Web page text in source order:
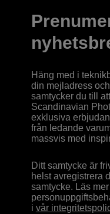
Häng med i
din mejladress
samtycker du till
Scandinavian
exklusiva
från ledande
massvis med
Ditt samtycke är
helst avregistrera
samtycke. Läs
i vår